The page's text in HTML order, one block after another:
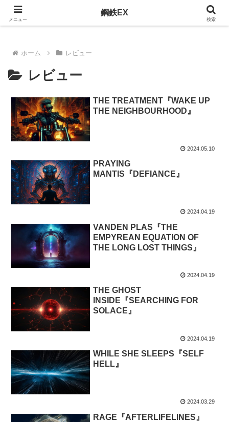
おすすめのメタルを紹介
ホーム レビュー
レビュー
THE TREATMENT『WAKE UP
THE NEIGHBOURHOOD』
2024.05.10
PRAYING
MANTIS『DEFIANCE』
2024.04.19
VANDEN PLAS『THE
EMPYREAN EQUATION OF
THE LONG LOST THINGS』
2024.04.19
THE GHOST
INSIDE『SEARCHING FOR
SOLACE』
2024.04.19
WHILE SHE SLEEPS『SELF
HELL』
2024.03.29
RAGE『AFTERLIFELINES』
メニュー
鋼鉄EX
検索